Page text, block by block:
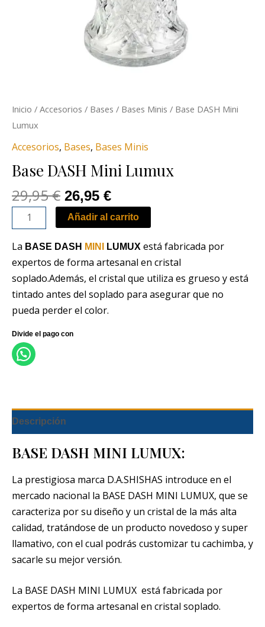
Inicio / Accesorios / Bases / Bases Minis / Base DASH Mini
Lumux
Accesorios, Bases, Bases Minis
Base DASH Mini Lumux
29,95€ 26,95 €
Añadir al carrito
La BASE DASH MINI LUMUX está fabricada por
expertos de forma artesanal en cristal
soplado.Además, el cristal que utiliza es grueso y está
tintado antes del soplado para asegurar que no
pueda perder el color.
Descripción
BASE DASH MINI LUMUX:
La prestigiosa marca D.A.SHISHAS introduce en el
mercado nacional la BASE DASH MINI LUMUX, que se
caracteriza por su diseño y un cristal de la más alta
calidad, tratándose de un producto novedoso y super
llamativo, con el cual podrás customizar tu cachimba, y
sacarle su mejor versión.
La BASE DASH MINI LUMUX está fabricada por
expertos de forma artesanal en cristal soplado.